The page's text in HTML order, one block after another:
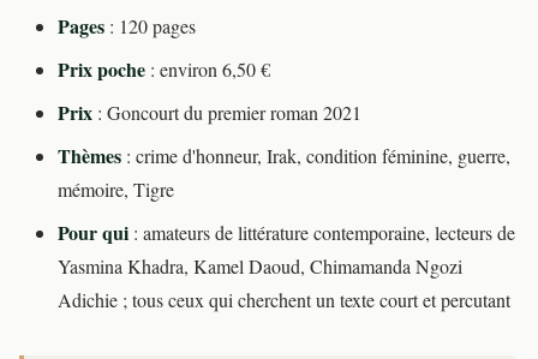
Pages : 120 pages
Prix poche : environ 6,50 €
Prix : Goncourt du premier roman 2021
Thèmes : crime d'honneur, Irak, condition féminine, guerre,
mémoire, Tigre
Pour qui : amateurs de littérature contemporaine, lecteurs de
Yasmina Khadra, Kamel Daoud, Chimamanda Ngozi
Adichie ; tous ceux qui cherchent un texte court et percutant